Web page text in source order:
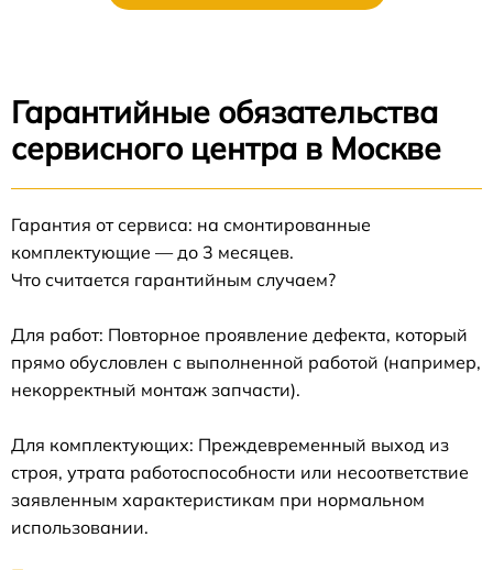
Гарантийные обязательства
сервисного центра в Москве
Гарантия от сервиса: на смонтированные
комплектующие — до 3 месяцев.
Что считается гарантийным случаем?
Для работ: Повторное проявление дефекта, который
прямо обусловлен с выполненной работой (например,
некорректный монтаж запчасти).
Для комплектующих: Преждевременный выход из
строя, утрата работоспособности или несоответствие
заявленным характеристикам при нормальном
использовании.